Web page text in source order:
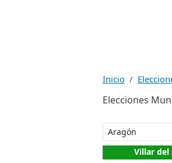
Inicio
Elecciones
Villar del